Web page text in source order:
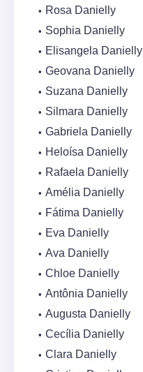
Rosa Danielly
Sophia Danielly
Elisangela Danielly
Geovana Danielly
Suzana Danielly
Silmara Danielly
Gabriela Danielly
Heloísa Danielly
Rafaela Danielly
Amélia Danielly
Fátima Danielly
Eva Danielly
Ava Danielly
Chloe Danielly
Antônia Danielly
Augusta Danielly
Cecília Danielly
Clara Danielly